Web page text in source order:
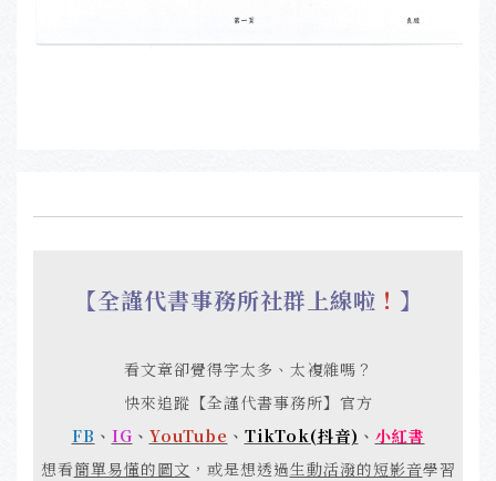
【全謹代書事務所社群上線啦 ！ 】
看文章卻覺得字太多、太複雜嗎？
快來追蹤【全謹代書事務所】官方
FB 、 IG 、 YouTube 、 TikTok(抖音) 、 小紅書
想看簡單易懂的圖文 ，或是想透過生動活潑的短影音學習